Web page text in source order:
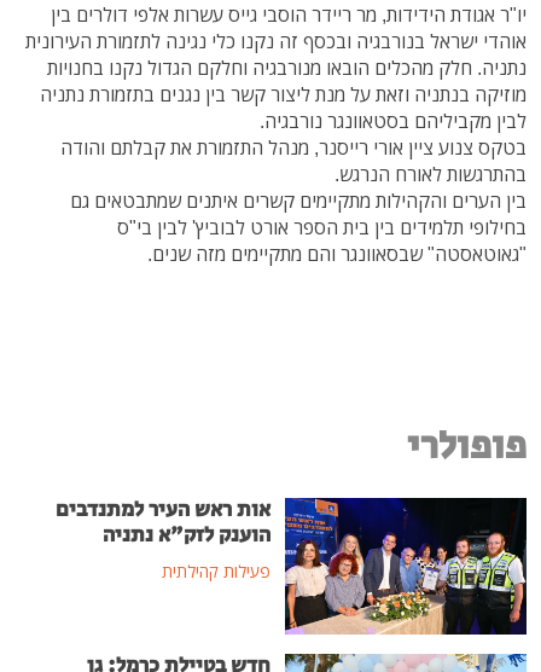
יו"ר אגודת הידידות, מר ריידר הוסבי גייס עשרות אלפי דולרים בין
אוהדי ישראל בנורבגיה ובכסף זה נקנו כלי נגינה לתזמורת העירונית
נתניה. חלק מהכלים הובאו מנורבגיה וחלקם הגדול נקנו בחנויות
מוזיקה בנתניה וזאת על מנת ליצור קשר בין נגנים בתזמורת נתניה
לבין מקביליהם בסטאוונגר נורבגיה.
בטקס צנוע ציין אורי רייסנר, מנהל התזמורת את קבלתם והודה
בהתרגשות לאורח הנרגש.
בין הערים והקהילות מתקיימים קשרים איתנים שמתבטאים גם
בחילופי תלמידים בין בית הספר אורט לבוביץ' לבין בי"ס
"גאוטאסטה" שבסאוונגר והם מתקיימים מזה שנים.
פופולרי
אות ראש העיר למתנדבים
הוענק לזק"א נתניה
פעילות קהילתית
חדש בטיילת כרמל: גן